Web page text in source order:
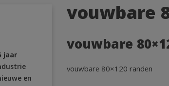
jaar
en
vouwbare
vouwbare
vouwbare 80×120 randen